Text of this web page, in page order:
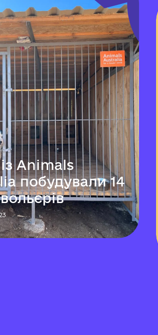
Animals
побудували 14